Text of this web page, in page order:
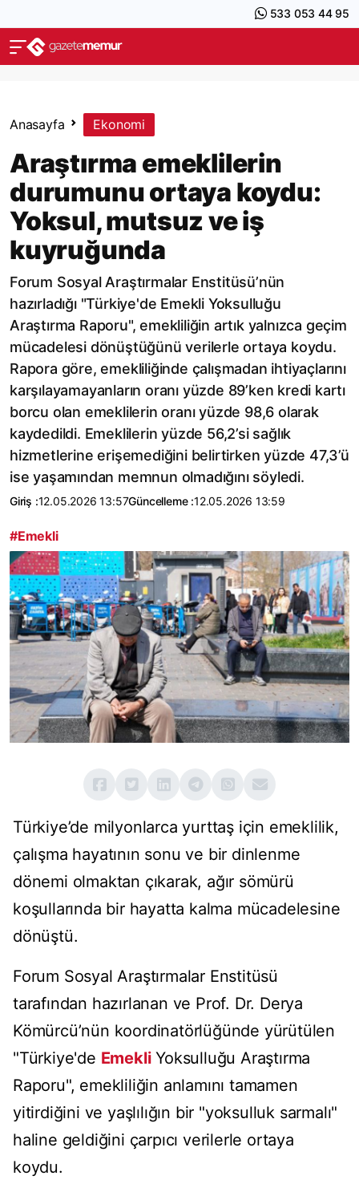
533 053 44 95
Anasayfa Ekonomi
Araştırma emeklilerin
durumunu ortaya koydu:
Yoksul, mutsuz ve iş
kuyruğunda
Forum Sosyal Araştırmalar Enstitüsü’nün
hazırladığı "Türkiye'de Emekli Yoksulluğu
Araştırma Raporu", emekliliğin artık yalnızca geçim
mücadelesi dönüştüğünü verilerle ortaya koydu.
Rapora göre, emekliliğinde çalışmadan ihtiyaçlarını
karşılayamayanların oranı yüzde 89’ken kredi kartı
borcu olan emeklilerin oranı yüzde 98,6 olarak
kaydedildi. Emeklilerin yüzde 56,2’si sağlık
hizmetlerine erişemediğini belirtirken yüzde 47,3’ü
ise yaşamından memnun olmadığını söyledi.
Giriş :12.05.2026 13:57Güncelleme :12.05.2026 13:59
#Emekli
Türkiye’de milyonlarca yurttaş için emeklilik,
çalışma hayatının sonu ve bir dinlenme
dönemi olmaktan çıkarak, ağır sömürü
koşullarında bir hayatta kalma mücadelesine
dönüştü.
Forum Sosyal Araştırmalar Enstitüsü
tarafından hazırlanan ve Prof. Dr. Derya
Kömürcü’nün koordinatörlüğünde yürütülen
"Türkiye'de EmekliYoksulluğu Araştırma
Raporu", emekliliğin anlamını tamamen
yitirdiğini ve yaşlılığın bir "yoksulluk sarmalı"
haline geldiğini çarpıcı verilerle ortaya
koydu.